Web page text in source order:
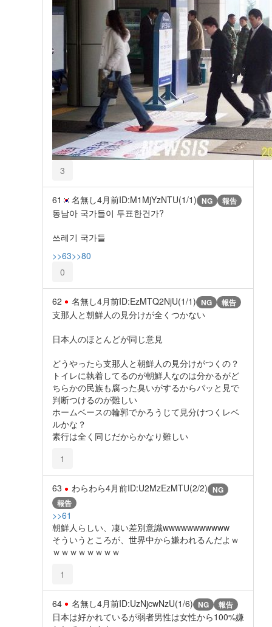
3
61 名無し4月前ID:M1MjYzNTU(1/1) NG 報告
동남아 국가들이 투표한건가?
쓰레기 국가들
>>63>>80
0
62 名無し4月前ID:EzMTQ2NjU(1/1) NG 報告
支那人と朝鮮人の見分けが全くつかない
日本人のほとんどが同じ意見
どうやったら支那人と朝鮮人の見分けがつくの？
トイレに執着してるのが朝鮮人なのは分かるがど
ちらかの民族も腐った臭いがするからパッと見で
判断つけるのが難しい
ホームベースの輪郭でかろうじて見分けつくレベ
ルかな？
素行は全く同じだからかなり難しい
1
63 わらわら4月前ID:U2MzEzMTU(2/2) NG
報告
>>61
朝鮮人らしい、凄い差別意識wwwwwwwwwww
そういうところが、世界中から嫌われるんだよｗ
ｗｗｗｗｗｗｗｗ
1
64 名無し4月前ID:UzNjcwNzU(1/6) NG 報告
日本は好かれているが弱者男性は女性から100%嫌